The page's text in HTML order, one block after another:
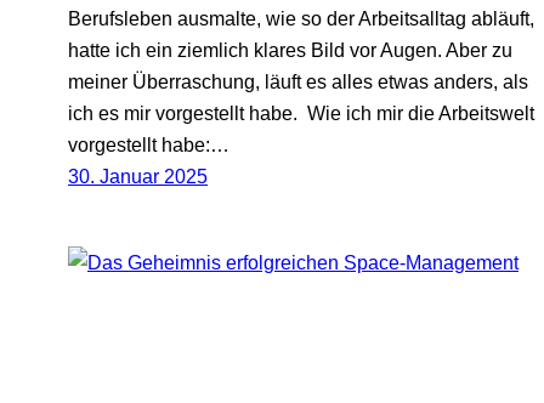
Berufsleben ausmalte, wie so der Arbeitsalltag abläuft,
hatte ich ein ziemlich klares Bild vor Augen. Aber zu
meiner Überraschung, läuft es alles etwas anders, als
ich es mir vorgestellt habe. Wie ich mir die Arbeitswelt
vorgestellt habe:…
30. Januar 2025